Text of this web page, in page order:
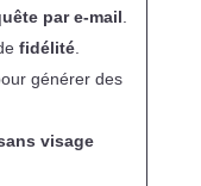
par e-mail.
fidélité.
générer des
visage